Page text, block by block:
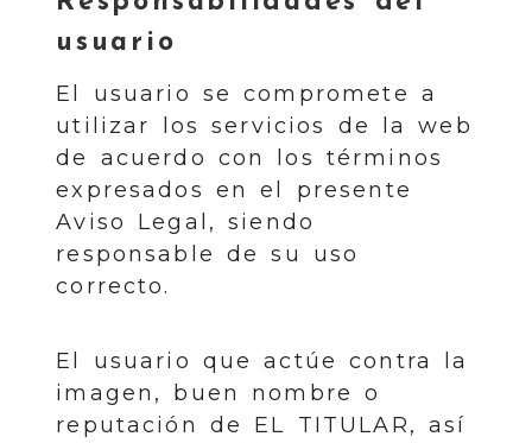
usuario
El usuario se compromete a
utilizar los servicios de la web
de acuerdo con los términos
expresados en el presente
Aviso Legal, siendo
responsable de su uso
correcto.
El usuario que actúe contra la
imagen, buen nombre o
reputación de EL TITULAR, así